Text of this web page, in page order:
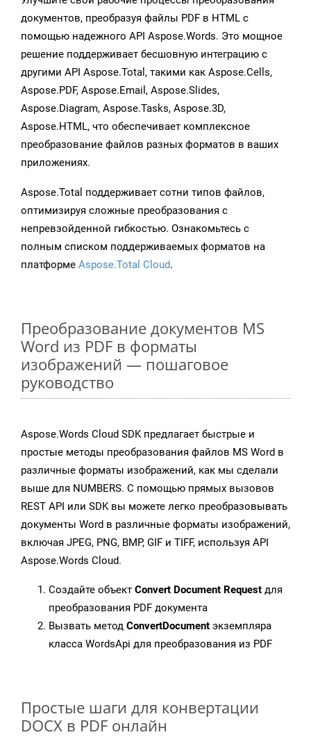
документов, преобразуя файлы PDF в HTML с
помощью надежного API Aspose.Words. Это мощное
решение поддерживает бесшовную интеграцию с
другими API Aspose.Total, такими как Aspose.Cells,
Aspose.PDF, Aspose.Email, Aspose.Slides,
Aspose.Diagram, Aspose.Tasks, Aspose.3D,
Aspose.HTML, что обеспечивает комплексное
преобразование файлов разных форматов в ваших
приложениях.
Aspose.Total поддерживает сотни типов файлов,
оптимизируя сложные преобразования с
непревзойденной гибкостью. Ознакомьтесь с
полным списком поддерживаемых форматов на
платформе Aspose.Total Cloud.
Преобразование документов MS
Word из PDF в форматы
изображений — пошаговое
руководство
Aspose.Words Cloud SDK предлагает быстрые и
простые методы преобразования файлов MS Word в
различные форматы изображений, как мы сделали
выше для NUMBERS. С помощью прямых вызовов
REST API или SDK вы можете легко преобразовывать
документы Word в различные форматы изображений,
включая JPEG, PNG, BMP, GIF и TIFF, используя API
Aspose.Words Cloud.
Создайте объект Convert Document Request для
преобразования PDF документа
Вызвать метод ConvertDocument экземпляра
класса WordsApi для преобразования из PDF
Простые шаги для конвертации
DOCX в PDF онлайн